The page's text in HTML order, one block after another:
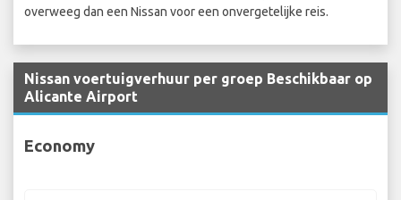
overweeg dan een Nissan voor een onvergetelijke reis.
Nissan voertuigverhuur per groep Beschikbaar op
Alicante Airport
Economy